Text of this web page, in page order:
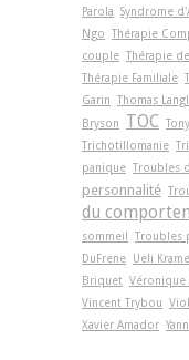
Parola Syndrome
Ngo Thérapie
couple Thérapie
Thérapie Familiale
Garin Thomas
Bryson
TOC
Trichotillomanie
panique Troubles
personnalité
du
sommeil Troubles
DuFrene Ueli
Briquet Véronique
Vincent Trybou
Xavier Amador